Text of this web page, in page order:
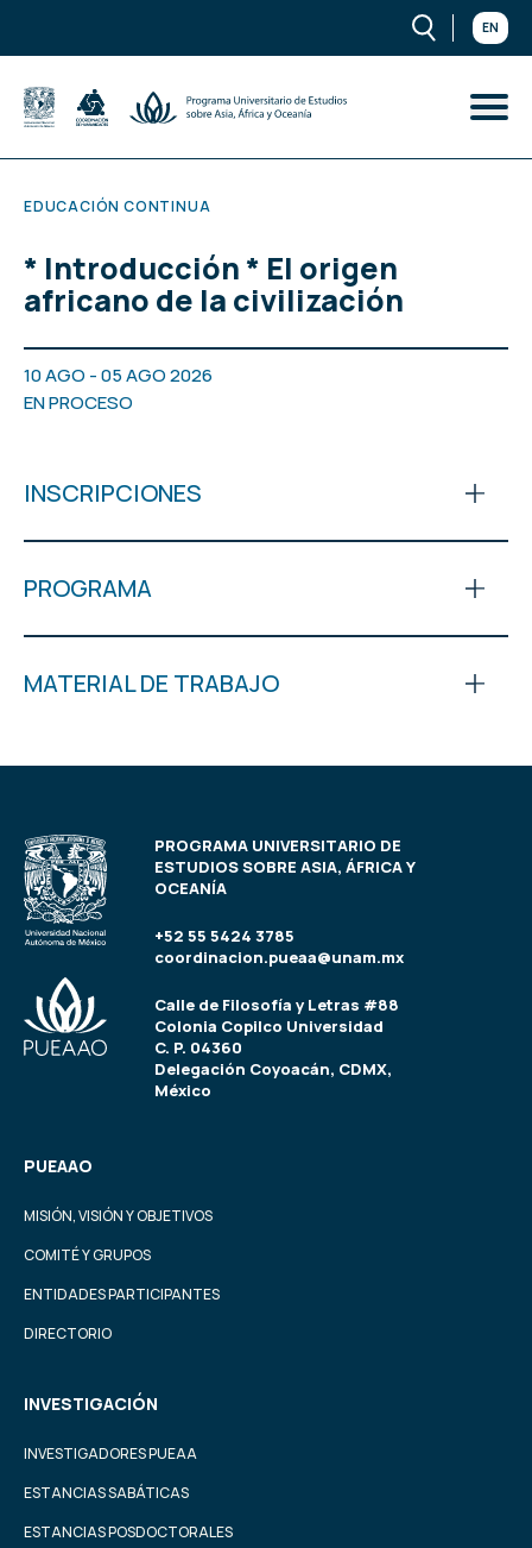
EN
EDUCACIÓN CONTINUA
* Introducción * El origen
africano de la civilización
10 AGO - 05 AGO 2026
EN PROCESO
INSCRIPCIONES
PROGRAMA
MATERIAL DE TRABAJO
PROGRAMA UNIVERSITARIO DE
ESTUDIOS SOBRE ASIA, ÁFRICA Y
OCEANÍA
+52 55 5424 3785
coordinacion.pueaa@unam.mx
Calle de Filosofía y Letras #88
Colonia Copilco Universidad
C. P. 04360
Delegación Coyoacán, CDMX,
México
PUEAAO
MISIÓN, VISIÓN Y OBJETIVOS
COMITÉ Y GRUPOS
ENTIDADES PARTICIPANTES
DIRECTORIO
INVESTIGACIÓN
INVESTIGADORES PUEAA
ESTANCIAS SABÁTICAS
ESTANCIAS POSDOCTORALES